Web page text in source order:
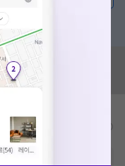
시글 보러가기
비급여/급여 진료란?